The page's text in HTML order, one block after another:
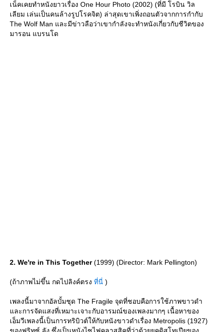
เน็คเคยทำหนังยาวเรื่อง One Hour Photo (2002) (ที่มี โรบิน วิล
เลียม เล่นเป็นคนล้างรูปโรคจิต) ล่าสุดเขาเพิ่งถอนตัวจากการกำกับ
The Wolf Man และมีข่าวลือว่าเขากำลังจะทำหนังเกี่ยวกับชีวิตของ
มารอน แบรนโด
2. We're in This Together(1999) (Director: Mark Pellington)
(ถ้าภาพไม่ขึ้น กดไปลิงค์ตรง ที่นี่ )
เพลงนี้มาจากอัลบั้มชุด The Fragile จุดที่ชอบคือการใช้ภาพขาวดำ
ละการจัดแสงที่เหมาะเจาะกับอารมณ์ของเพลงมากๆ เนื้อหาของ
เอ็มวีเพลงนี้เป็นการทริบิวต์ให้กับหนังขาวดำเรื่อง Metropolis (1927)